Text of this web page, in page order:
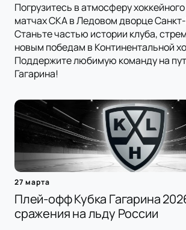
Погрузитесь в атмосферу
матчах СКА в Ледовом дворце
Станьте частью истории клуба,
новым победам в Континентальной
Поддержите любимую команду на
Гагарина!
27 марта
Плей-офф Кубка Гагарина
сражения на льду России